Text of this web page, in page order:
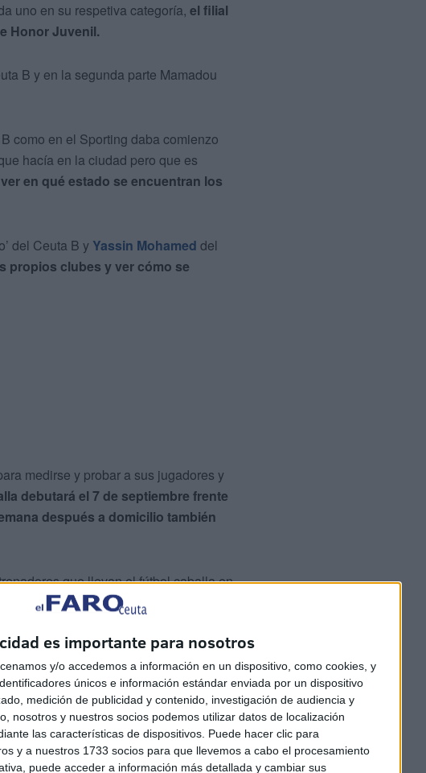
es importante para nosotros
y/o accedemos a información en un dispositivo, como cookies, y
únicos e información estándar enviada por un dispositivo
medición de publicidad y contenido, investigación de audiencia y
nosotros y nuestros socios podemos utilizar datos de localización
las características de dispositivos. Puede hacer clic para
y a nuestros 1733 socios para que llevemos a cabo el procesamiento
puede acceder a información más detallada y cambiar sus
uno en su respetiva categoría, el filial
Honor Juvenil.
B y en la segunda parte Mamadou
como en el Sporting daba comienzo
hacía en la ciudad pero que es
en qué estado se encuentran los
del Ceuta B y Yassin Mohamed del
propios clubes y ver cómo se
medirse y probar a sus jugadores y
debutará el 7 de septiembre frente
después a domicilio también
que llevan el fútbol caballa en
preparación los dos entrenadores